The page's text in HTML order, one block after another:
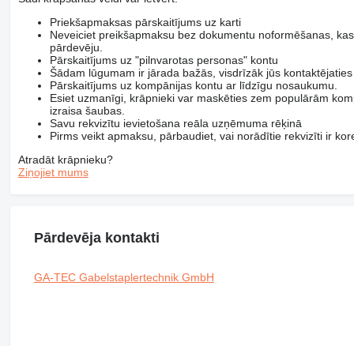
Priekšapmaksas pārskaitījums uz karti
Neveiciet preikšapmaksu bez dokumentu noformēšanas,
pārdevēju.
Pārskaitījums uz "pilnvarotas personas" kontu
Šādam lūgumam ir jārada bažās, visdrīzāk jūs
Pārskaitījums uz kompānijas kontu ar līdzīgu nosaukumu.
Esiet uzmanīgi, krāpnieki var maskēties zem populārām
izraisa šaubas.
Savu rekvizītu ievietošana reāla uzņēmuma rēķinā
Pirms veikt apmaksu, pārbaudiet, vai norādītie rekvizīti ir
Atradāt krāpnieku?
Ziņojiet mums
Pārdevēja kontakti
GA-TEC Gabelstaplertechnik GmbH